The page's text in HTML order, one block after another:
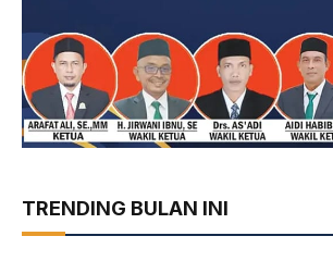
TRENDING BULAN INI